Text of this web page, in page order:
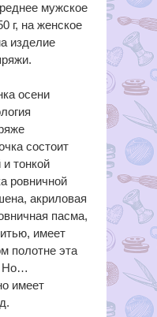
мужское
г, на женское
изделие
осени
состоит
тонкой
ровничной
акриловая
пасма,
имеет
полотне эта
Но…
имеет